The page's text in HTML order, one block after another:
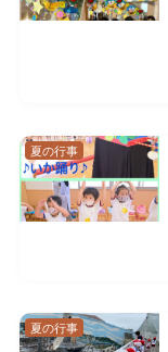
夏の行事
夏の行事